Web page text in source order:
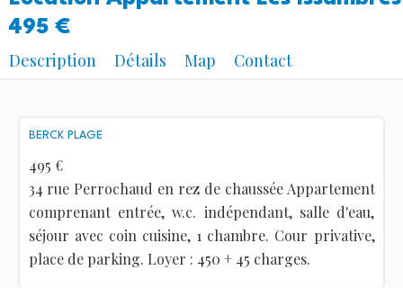
495 €
Description
Détails Map Contact
BERCK PLAGE
495 €
34 rue Perrochaud en rez de chaussée Appartement
comprenant entrée, w.c. indépendant, salle d'eau,
séjour avec coin cuisine, 1 chambre. Cour privative,
place de parking. Loyer : 450 + 45 charges.